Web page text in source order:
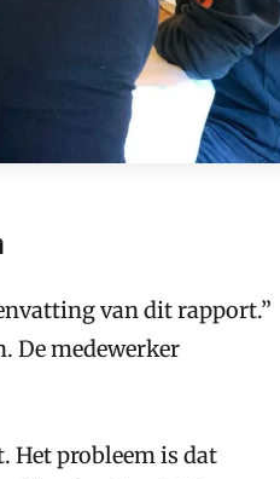
van dit rapport.”
De medewerker
Het probleem is dat